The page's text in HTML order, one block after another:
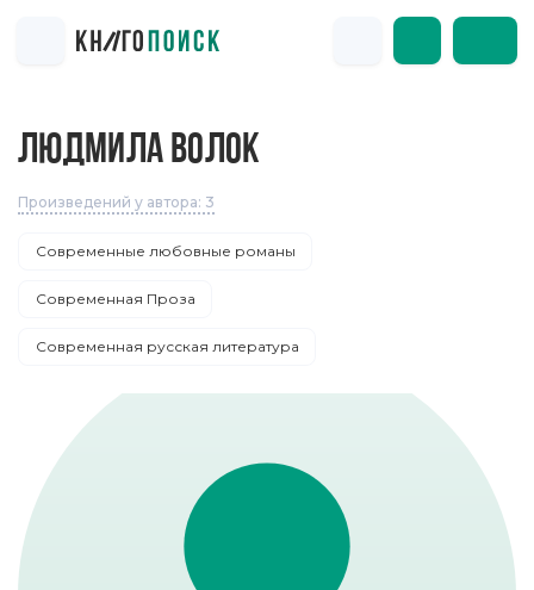
ЛЮДМИЛА ВОЛОК
Произведений у автора: 3
Современные любовные романы
Современная Проза
Современная русская литература